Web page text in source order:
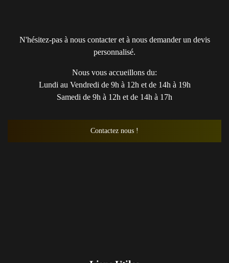
N'hésitez-pas à nous contacter et à nous demander un devis
personnalisé.
Nous vous accueillons du:
Lundi au Vendredi de 9h à 12h et de 14h à 19h
Samedi de 9h à 12h et de 14h à 17h
Contactez nous !